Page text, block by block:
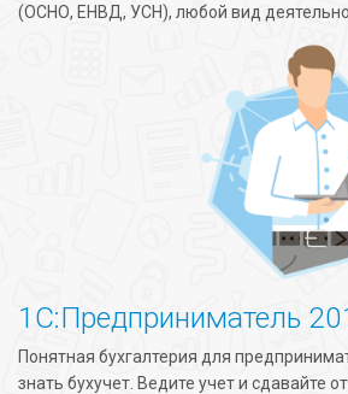
(ОСНО, ЕНВД, УСН), любой вид
1С:Предприниматель
Понятная бухгалтерия для
знать бухучет. Ведите учет и сдавайте